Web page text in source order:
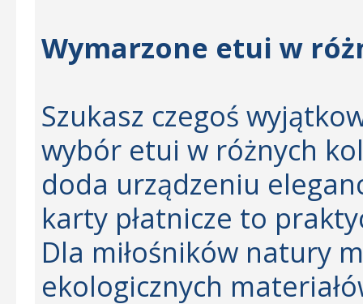
Wymarzone etui w
Szukasz czegoś
wybór etui w różnych
doda urządzeniu
karty płatnicze to
Dla miłośników natury
ekologicznych